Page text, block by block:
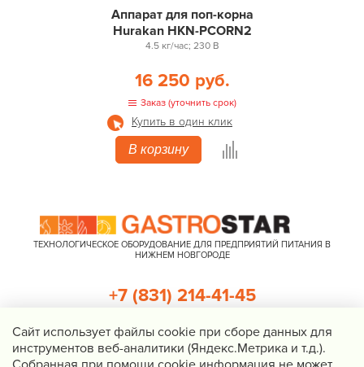
Аппарат для поп-корна
Hurakan HKN-PCORN2
4.5 кг/час; 230 В
16 250 руб.
Заказ (уточнить срок)
Купить в один клик
В корзину
ТЕХНОЛОГИЧЕСКОЕ ОБОРУДОВАНИЕ ДЛЯ ПРЕДПРИЯТИЙ ПИТАНИЯ В
НИЖНЕМ НОВГОРОДЕ
+7 (831) 214-41-45
Перезвоните мне
Cайт использует файлы cookie при сборе данных для
инструментов веб-аналитики (Яндекс.Метрика и т.д.).